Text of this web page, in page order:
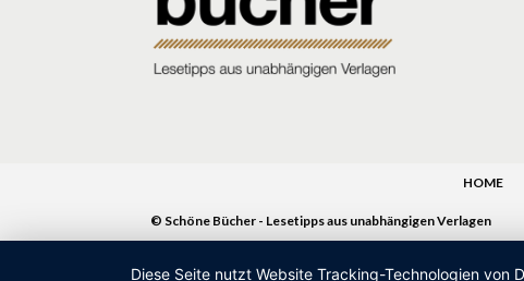
HOME
© Schöne Bücher - Lesetipps aus unabhängigen Verlagen
Diese Seite nutzt Website Tracking-Technologien